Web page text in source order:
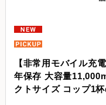
【非常用モバイル充
年保存 大容量
クトサイズ コップ1